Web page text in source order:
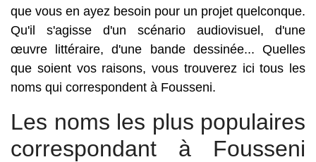
que vous en ayez besoin pour un projet quelconque.
Qu'il s'agisse d'un scénario audiovisuel, d'une
œuvre littéraire, d'une bande dessinée... Quelles
que soient vos raisons, vous trouverez ici tous les
noms qui correspondent à Fousseni.
Les noms les plus populaires
correspondant à Fousseni